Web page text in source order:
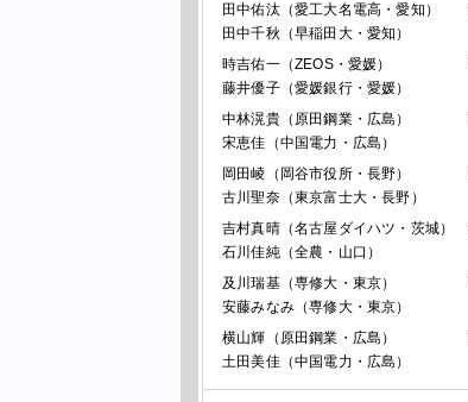
田中佑汰（愛工大名電高・愛知）
田中千秋 （早稲田大・愛知）
時吉佑一（ZEOS・愛媛）
藤井優子（愛媛銀行・愛媛）
中林滉貴（原田鋼業・広島）
宋恵佳 （中国電力・広島）
岡田崚 （岡谷市役所・長野）
古川聖奈（東京富士大・長野）
吉村真晴（名古屋ダイハツ・茨城）
石川佳純（全農・山口）
及川瑞基（専修大・東京）
安藤みなみ （専修大・東京）
横山輝 （原田鋼業・広島）
土田美佳（中国電力・広島）